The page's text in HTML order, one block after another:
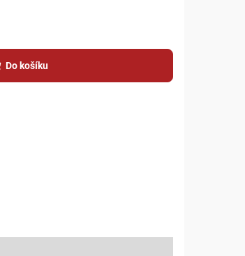
Do košíku